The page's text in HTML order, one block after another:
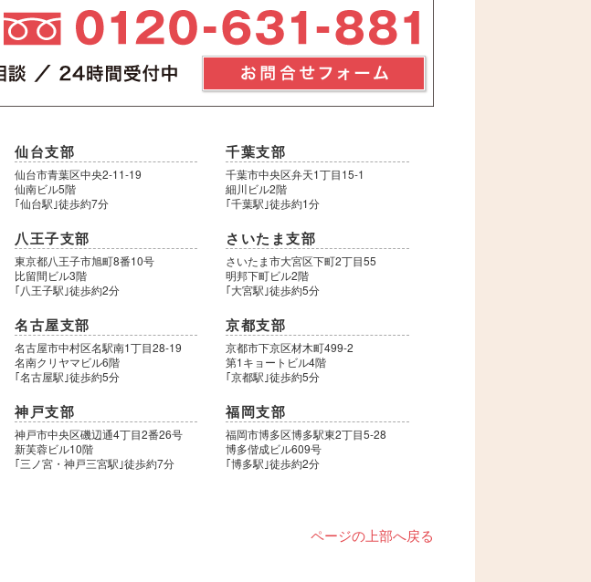
仙台支部
仙台市青葉区中央2-11-19
仙南ビル5階
｢仙台駅｣徒歩約7分
千葉支部
千葉市中央区弁天1丁目15-1
細川ビル2階
｢千葉駅｣徒歩約1分
八王子支部
東京都八王子市旭町8番10号
比留間ビル3階
｢八王子駅｣徒歩約2分
さいたま支部
さいたま市大宮区下町2丁目55
明邦下町ビル2階
｢大宮駅｣徒歩約5分
名古屋支部
名古屋市中村区名駅南1丁目28-19
名南クリヤマビル6階
｢名古屋駅｣徒歩約5分
京都支部
京都市下京区材木町499-2
第1キョートビル4階
｢京都駅｣徒歩約5分
神戸支部
神戸市中央区磯辺通4丁目2番26号
新芙蓉ビル10階
｢三ノ宮・神戸三宮駅｣徒歩約7分
福岡支部
福岡市博多区博多駅東2丁目5-28
博多偕成ビル609号
｢博多駅｣徒歩約2分
ページの上部へ戻る